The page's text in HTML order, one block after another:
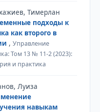
Тимерлан
подходы к
как второго в
, Управление
Том 13 № 11-2 (2023):
и практика
Луиза
навыкам